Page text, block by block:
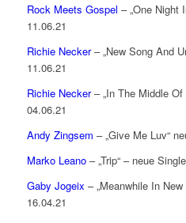
Rock Meets Gospel – „One Night
11.06.21
Richie Necker– „New Song And
11.06.21
Richie Necker– „In The Middle Of
04.06.21
Andy Zingsem – „Give Me Luv“
Marko Leano– „Trip“ – neue
Gaby Jogeix – „Meanwhile In
16.04.21